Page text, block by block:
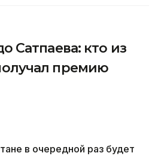
Сатпаева: кто из
премию
в очередной раз будет